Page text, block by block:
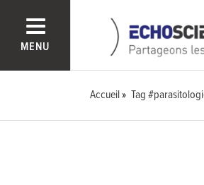
MENU
Accueil Tag